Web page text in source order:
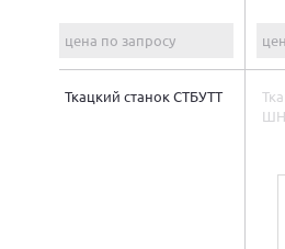
цена по запросу
Ткацкий станок СТБУТТ
ШН